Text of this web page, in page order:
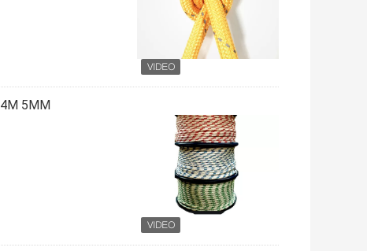
4M 5MM التخييم دليل الحبال البوليستر مضفر الحبل متعدد الأغراض T&T